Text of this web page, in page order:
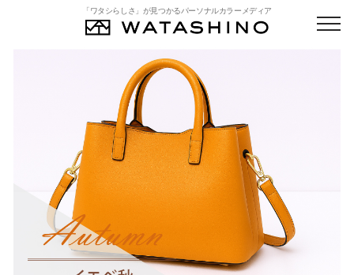
「ワタシらしさ」が見つかるパーソナルカラーメディア